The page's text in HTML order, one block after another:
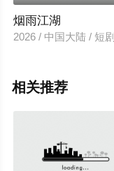
烟雨江湖
2026 / 中国大陆 / 短剧
相关推荐